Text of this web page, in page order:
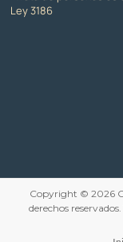
Ley 3186
Copyright © 2026
derechos